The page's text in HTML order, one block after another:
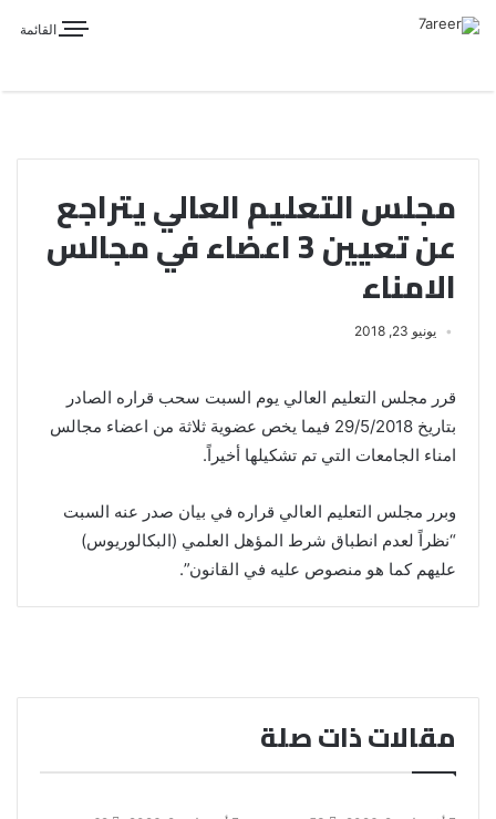
القائمة
مجلس التعليم العالي يتراجع
عن تعيين 3 اعضاء في مجالس
الامناء
يونيو 23, 2018
قرر مجلس التعليم العالي يوم السبت سحب قراره الصادر
بتاريخ 29/5/2018 فيما يخص عضوية ثلاثة من اعضاء مجالس
امناء الجامعات التي تم تشكيلها أخيراً.
وبرر مجلس التعليم العالي قراره في بيان صدر عنه السبت
“نظراً لعدم انطباق شرط المؤهل العلمي (البكالوريوس)
عليهم كما هو منصوص عليه في القانون”.
مقالات ذات صلة